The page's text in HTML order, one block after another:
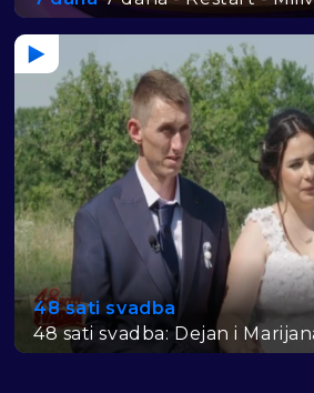
48 sati svadba
48 sati svadba: Dejan i